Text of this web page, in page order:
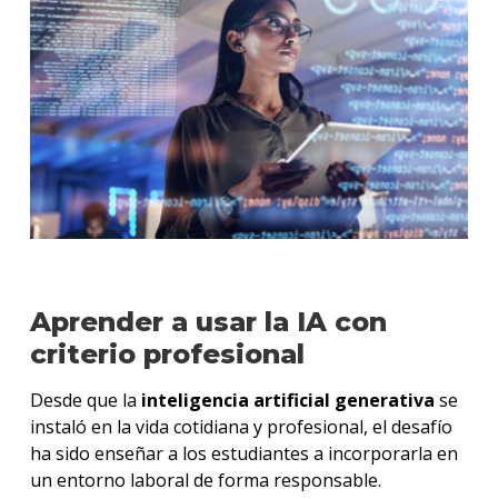
Aprender a usar la IA con
criterio profesional
Desde que la inteligencia artificial generativa se
instaló en la vida cotidiana y profesional, el desafío
ha sido enseñar a los estudiantes a incorporarla en
un entorno laboral de forma responsable.